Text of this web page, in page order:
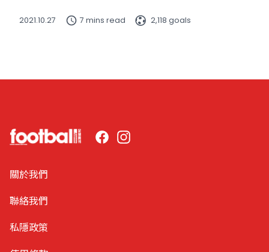
2021.10.27 7 mins read 2,118 goals
FacebookInstagram
關於我們
聯絡我們
私隱政策